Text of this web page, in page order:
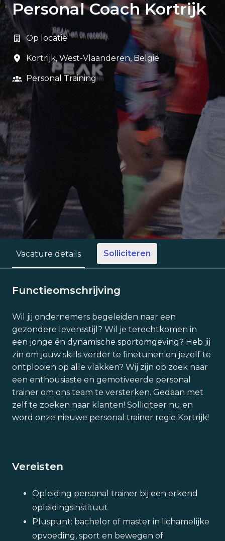
Personal Coach Kortrijk
Op locatie
Kortrijk, West-Vlaanderen, België
Personal Training
Vacature details Solliciteren
Functieomschrijving
Wil jij ondernemers begeleiden naar een
gezondere levensstijl? Wil je terechtkomen in
een jonge én dynamische sportomgeving? Heb jij
zin om jouw skills verder te finetunen en jezelf te
ontplooien op alle vlakken? Wij zijn op zoek naar
een enthousiaste en gemotiveerde personal
trainer om ons team te versterken. Gedaan met
zelf te zoeken naar klanten! Solliciteer nu en
word onze nieuwe personal trainer regio Kortrijk!
Vereisten
Opleiding personal trainer bij een erkend
opleidingsinstituut
Pluspunt: bachelor of master in lichamelijke
opvoeding, sport en bewegen of